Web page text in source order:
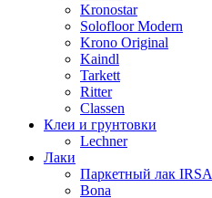
Kronostar
Solofloor Modern
Krono Original
Kaindl
Tarkett
Ritter
Classen
Клеи и грунтовки
Lechner
Лаки
Паркетный лак IRSA
Bona